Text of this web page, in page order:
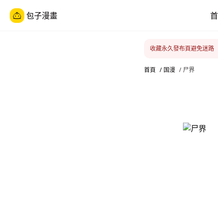
包子漫畫
收藏永久發布頁避免迷路
首頁 / 国漫 / 尸界